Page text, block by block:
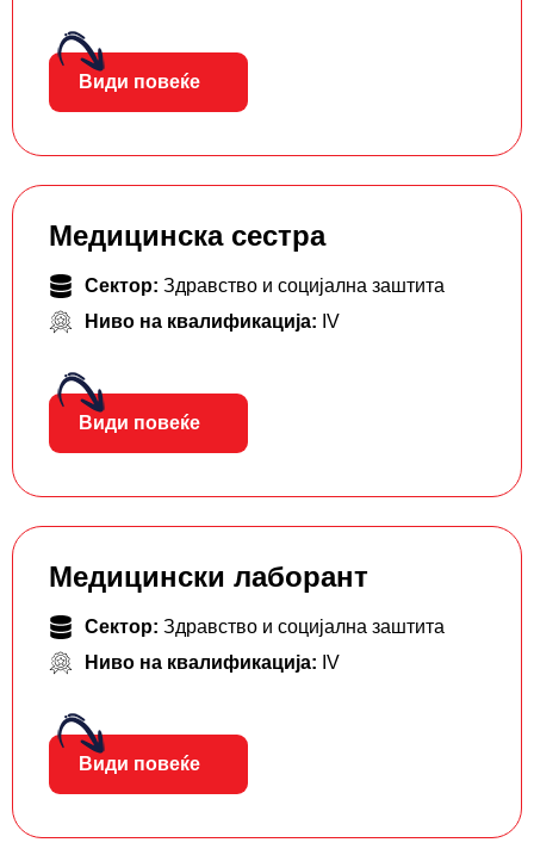
Види повеќе
Медицинска сестра
Сектор: Здравство и социјална заштита
Ниво на квалификација: IV
Види повеќе
Медицински лаборант
Сектор: Здравство и социјална заштита
Ниво на квалификација: IV
Види повеќе